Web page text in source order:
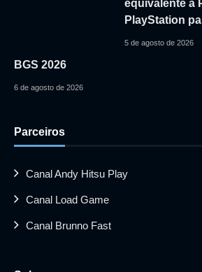
equivalente à
PlayStation
5 de agosto de 2026
BGS 2026
6 de agosto de 2026
Parceiros
Canal Andy Hitsu Play
Canal Load Game
Canal Brunno Fast